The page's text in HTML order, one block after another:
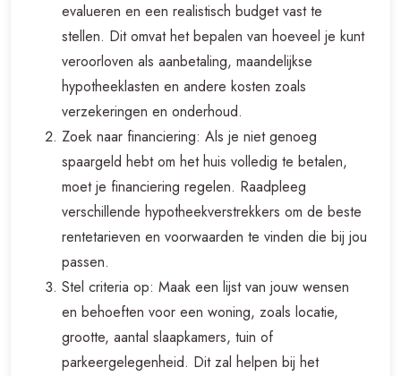
evalueren en een realistisch budget vast te
stellen. Dit omvat het bepalen van hoeveel je kunt
veroorloven als aanbetaling, maandelijkse
hypotheeklasten en andere kosten zoals
verzekeringen en onderhoud.
Zoek naar financiering: Als je niet genoeg
spaargeld hebt om het huis volledig te betalen,
moet je financiering regelen. Raadpleeg
verschillende hypotheekverstrekkers om de beste
rentetarieven en voorwaarden te vinden die bij jou
passen.
Stel criteria op: Maak een lijst van jouw wensen
en behoeften voor een woning, zoals locatie,
grootte, aantal slaapkamers, tuin of
parkeergelegenheid. Dit zal helpen bij het